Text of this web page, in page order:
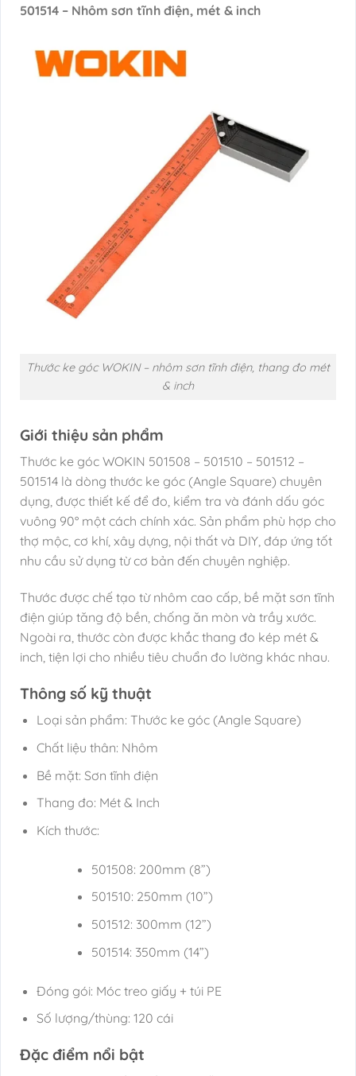
501514 – Nhôm sơn tĩnh điện, mét & inch
Thước ke góc WOKIN – nhôm sơn tĩnh điện, thang đo mét
& inch
Giới thiệu sản phẩm
Thước ke góc WOKIN 501508 – 501510 – 501512 –
501514 là dòng thước ke góc (Angle Square) chuyên
dụng, được thiết kế để đo, kiểm tra và đánh dấu góc
vuông 90° một cách chính xác. Sản phẩm phù hợp cho
thợ mộc, cơ khí, xây dựng, nội thất và DIY, đáp ứng tốt
nhu cầu sử dụng từ cơ bản đến chuyên nghiệp.
Thước được chế tạo từ nhôm cao cấp, bề mặt sơn tĩnh
điện giúp tăng độ bền, chống ăn mòn và trầy xước.
Ngoài ra, thước còn được khắc thang đo kép mét &
inch, tiện lợi cho nhiều tiêu chuẩn đo lường khác nhau.
Thông số kỹ thuật
Loại sản phẩm: Thước ke góc (Angle Square)
Chất liệu thân: Nhôm
Bề mặt: Sơn tĩnh điện
Thang đo: Mét & Inch
Kích thước:
501508: 200mm (8”)
501510: 250mm (10”)
501512: 300mm (12”)
501514: 350mm (14”)
Đóng gói: Móc treo giấy + túi PE
Số lượng/thùng: 120 cái
Đặc điểm nổi bật